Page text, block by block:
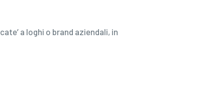
a loghi o brand aziendali, in